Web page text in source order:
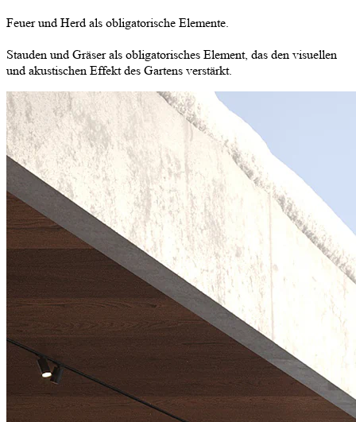
Feuer und Herd als obligatorische Elemente.
Stauden und Gräser als obligatorisches Element, das den visuellen
und akustischen Effekt des Gartens verstärkt.